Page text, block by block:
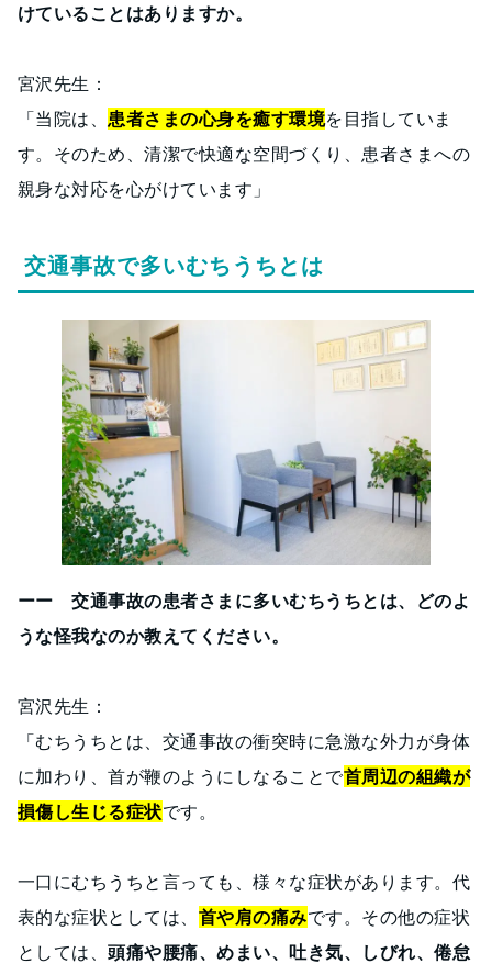
けていることはありますか。
宮沢先生：
「当院は、 患者さまの心身を癒す環境を目指していま
す。そのため、清潔で快適な空間づくり、患者さまへの
親身な対応を心がけています」
交通事故で多いむちうちとは
ーー 交通事故の患者さまに多いむちうちとは、どのよ
うな怪我なのか教えてください。
宮沢先生：
「むちうちとは、交通事故の衝突時に急激な外力が身体
に加わり、首が鞭のようにしなることで首周辺の組織が
損傷し生じる症状です。
一口にむちうちと言っても、様々な症状があります。代
表的な症状としては、 首や肩の痛みです。その他の症状
としては、頭痛や腰痛、めまい、吐き気、しびれ、倦怠